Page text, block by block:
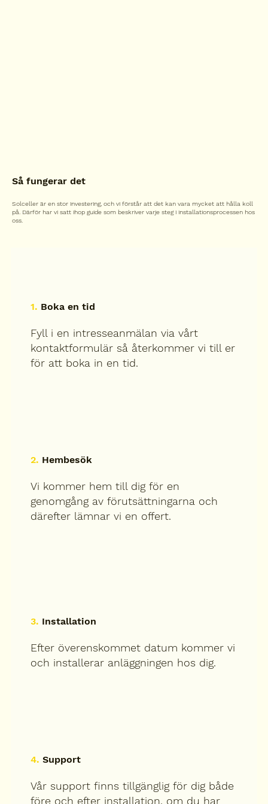
Så fungerar det
Solceller är en stor investering, och vi förstår att det kan vara mycket att hålla koll
på. Därför har vi satt ihop guide som beskriver varje steg i installationsprocessen hos
oss.
1. Boka en tid
Fyll i en intresseanmälan via vårt
kontaktformulär så återkommer vi till er
för att boka in en tid.
2. Hembesök
Vi kommer hem till dig för en
genomgång av förutsättningarna och
därefter lämnar vi en offert.
3. Installation
Efter överenskommet datum kommer vi
och installerar anläggningen hos dig.
4. Support
Vår support finns tillgänglig för dig både
före och efter installation, om du har